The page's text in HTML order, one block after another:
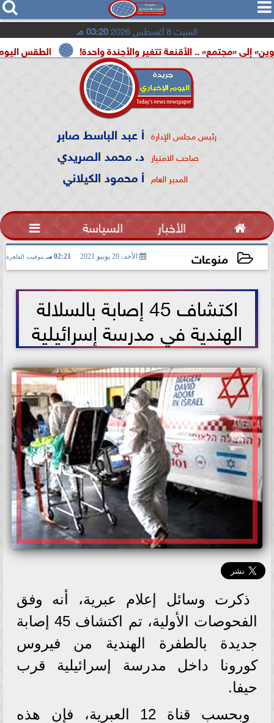
  
السبت 8 أغسطس 2026 03:20 مـ
الطقس اليوم.. شديد .. الأقنعة تتغير والأجندة واحدة!
رئيس مجلس الإدارة أ عبد الباسط صابر
صاحب الامتياز د. محمد الصريدي
المدير العام أ محمود الكيلاني
 الأخبار السياسة 
منوعات الأحد، 20 يونيو 2021 02:21 مـ بتوقيت القاهرة
اكتشاف 45 إصابة بالسلالة
الهندية في مدرسة إسرائيلية
ذكرت وسائل إعلام عبرية، أنه وفق
الفحوصات الأولية، تم اكتشاف 45 إصابة
جديدة بالطفرة الهندية من فيروس
كورونا داخل مدرسة إسرائيلية قرب
حيفا.
وبحسب قناة 12 العبرية، فإن هذه